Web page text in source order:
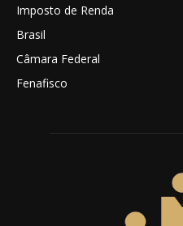
Imposto de Renda
Brasil
Câmara Federal
Fenafisco